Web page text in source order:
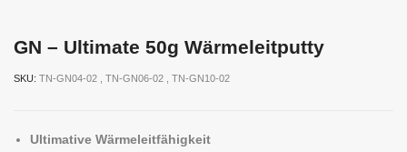
GN – Ultimate 50g Wärmeleitputty
SKU: TN-GN04-02 , TN-GN06-02 , TN-GN10-02
Ultimative Wärmeleitfähigkeit